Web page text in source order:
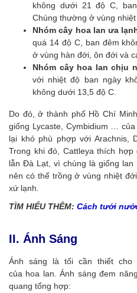
không dưới 21 độ C,
Chúng thường ở vùng nhiệt
Nhóm cây hoa lan ưa
quá 14 độ C, ban đêm
ở vùng hàn đới, ôn đới và
Nhóm cây hoa lan chịu
với nhiệt độ ban ngày
không dưới 13,5 độ C.
Do đó, ở thành phố Hồ Chí
giống Lycaste, Cymbidium …
lại khó phù phợp với Arachnis,
Trong khi đó, Cattleya thích
lẫn Đà Lạt, vì chúng là giống
nên có thể trồng ở vùng nhiệt
xứ lạnh.
TÌM HIỂU THÊM: Cách tưới
II. Ánh Sáng
Ánh sáng là tối cần thiết
của hoa lan. Ánh sáng đem
quang tổng hợp: